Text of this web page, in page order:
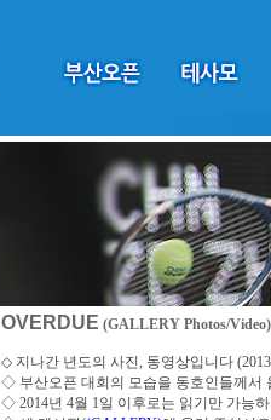
OVERDUE (GALLERY Photos/Video)
◇ 지나간 년도의 사진, 동영상입니다
◇ 부산오픈 대회의 모습을 동호인들께서
◇ 2014년 4월 1일 이후로는 읽기만 가능